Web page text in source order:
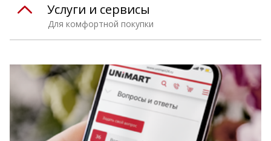
Для комфортной покупки
Услуги и сервисы